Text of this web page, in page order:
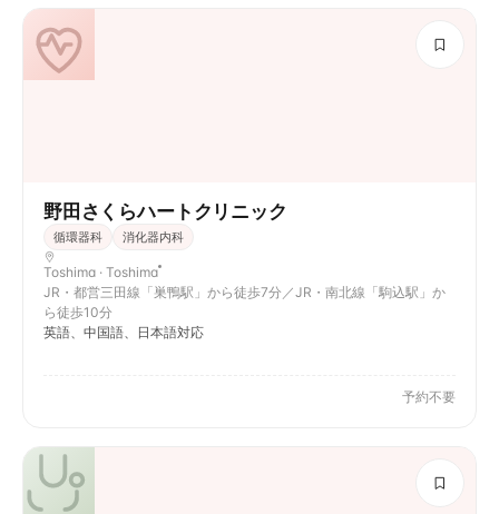
野田さくらハートクリニック
循環器科 消化器内科
Toshima · Toshima
JR・都営三田線「巣鴨駅」から徒歩7分／JR・南北線「駒込駅」か
ら徒歩10分
英語、中国語、日本語対応
予約不要